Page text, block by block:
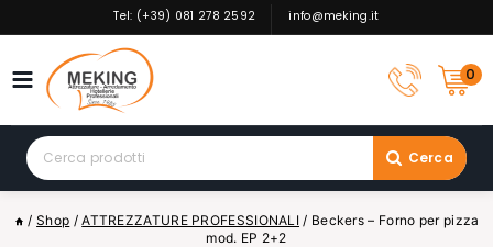
to
Tel: (+39) 081 278 2592 info@meking.it
0
Search
for:
Cerca
/ Shop / ATTREZZATURE PROFESSIONALI / Beckers – Forno per pizza
mod. EP 2+2